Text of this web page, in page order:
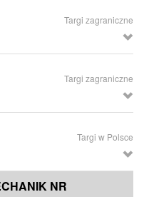
Targi zagraniczne
Blach, Stuttgart (Niemcy)
Targi zagraniczne
Łączenia, Stuttgart
Targi w Polsce
Spawalnicze, Gdańsk
NR